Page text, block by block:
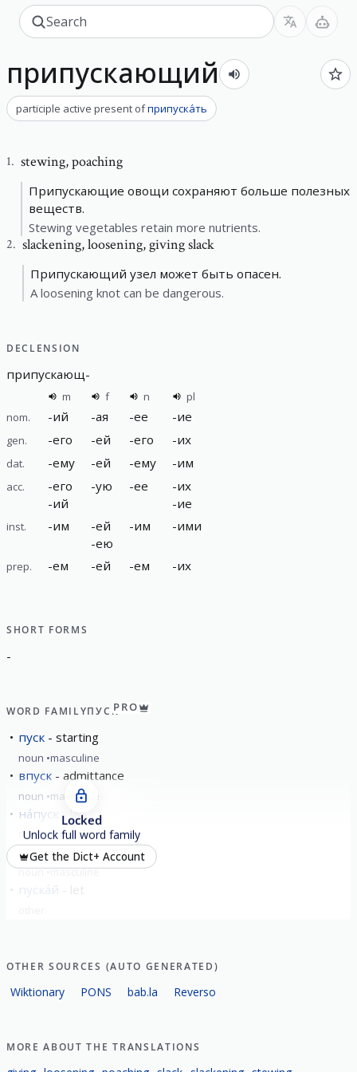
припускающий
participle active present ofприпуска́ть
1. stewing,poaching
Припускающие овощи сохраняют больше полезных
веществ.
Stewing vegetables retain more nutrients.
2. slackening,loosening, giving slack
Припускающий узел может быть опасен.
A loosening knot can be dangerous.
DECLENSION
припускающ-
m f n
pl
nom.
-ий -ая -ее -ие
gen. -его -ей -его -их
dat. -ему -ей -ему -им
acc. -его
-ий
-ую -ее -их
-ие
inst. -им -ей
-ею
-им -ими
prep. -ем -ей -ем -их
SHORT FORMS
-
WORD FAMILYПУСКPRO
пуск starting
noun masculine
впуск admittance
noun masculine
на́пуск lap
noun masculine
о́тпуск holiday
noun masculine
пуска́й
Locked
Unlock full word family
Get the Dict+ Account
OTHER SOURCES (AUTO GENERATED)
Wiktionary PONS bab.la Reverso
MORE ABOUT THE TRANSLATIONS